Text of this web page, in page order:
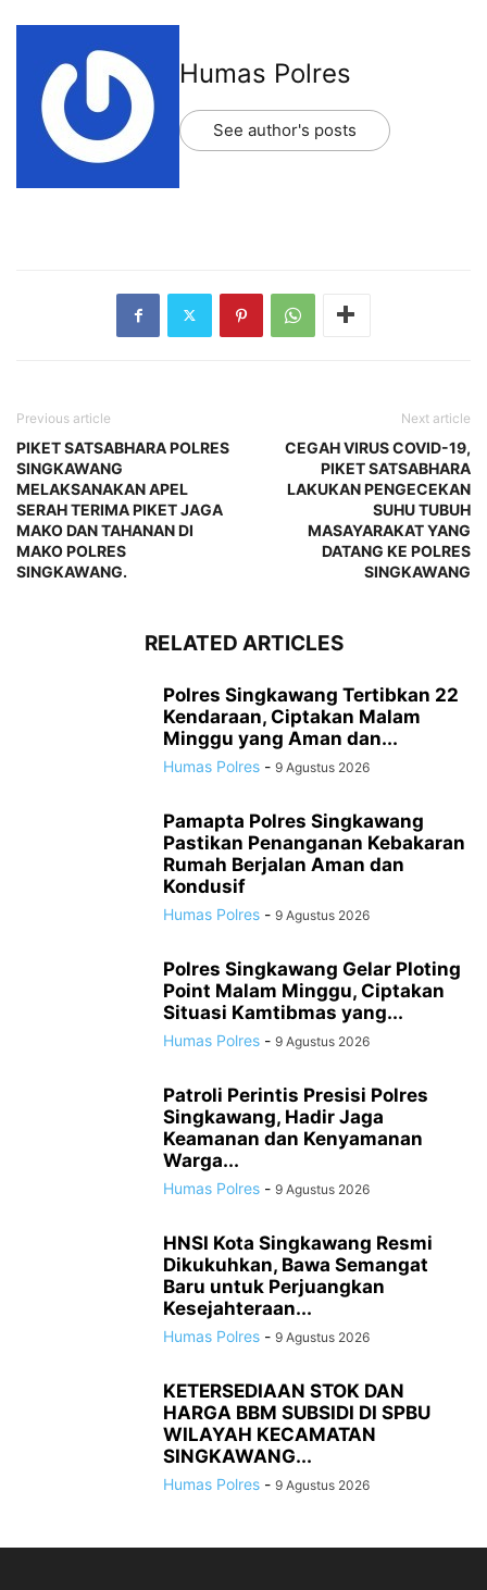
Humas Polres
See author's posts
Previous article
PIKET SATSABHARA POLRES
SINGKAWANG
MELAKSANAKAN APEL
SERAH TERIMA PIKET JAGA
MAKO DAN TAHANAN DI
MAKO POLRES
SINGKAWANG.
Next article
CEGAH VIRUS COVID-19,
PIKET SATSABHARA
LAKUKAN PENGECEKAN
SUHU TUBUH
MASAYARAKAT YANG
DATANG KE POLRES
SINGKAWANG
RELATED ARTICLES
Polres Singkawang Tertibkan 22
Kendaraan, Ciptakan Malam
Minggu yang Aman dan...
Humas Polres - 9 Agustus 2026
Pamapta Polres Singkawang
Pastikan Penanganan Kebakaran
Rumah Berjalan Aman dan
Kondusif
Humas Polres - 9 Agustus 2026
Polres Singkawang Gelar Ploting
Point Malam Minggu, Ciptakan
Situasi Kamtibmas yang...
Humas Polres - 9 Agustus 2026
Patroli Perintis Presisi Polres
Singkawang, Hadir Jaga
Keamanan dan Kenyamanan
Warga...
Humas Polres - 9 Agustus 2026
HNSI Kota Singkawang Resmi
Dikukuhkan, Bawa Semangat
Baru untuk Perjuangkan
Kesejahteraan...
Humas Polres - 9 Agustus 2026
KETERSEDIAAN STOK DAN
HARGA BBM SUBSIDI DI SPBU
WILAYAH KECAMATAN
SINGKAWANG...
Humas Polres - 9 Agustus 2026